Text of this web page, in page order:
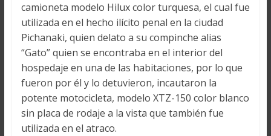
camioneta modelo Hilux color turquesa, el cual fue
utilizada en el hecho ilícito penal en la ciudad
Pichanaki, quien delato a su compinche alias
“Gato” quien se encontraba en el interior del
hospedaje en una de las habitaciones, por lo que
fueron por él y lo detuvieron, incautaron la
potente motocicleta, modelo XTZ-150 color blanco
sin placa de rodaje a la vista que también fue
utilizada en el atraco.